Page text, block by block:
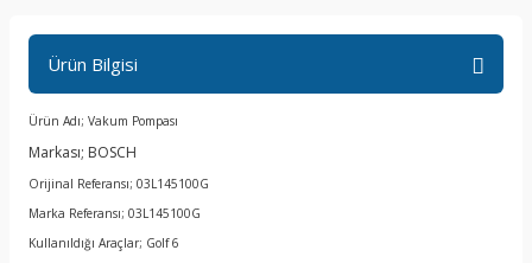
Ürün Bilgisi
Ürün Adı; Vakum Pompası
Markası; BOSCH
Orijinal Referansı; 03L145100G
Marka Referansı; 03L145100G
Kullanıldığı Araçlar; Golf 6